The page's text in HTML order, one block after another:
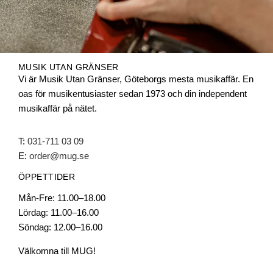
MUSIK UTAN GRÄNSER
Vi är Musik Utan Gränser, Göteborgs mesta musikaffär. En
oas för musikentusiaster sedan 1973 och din independent
musikaffär på nätet.
T: 031-711 03 09
E: order@mug.se
ÖPPETTIDER
Mån-Fre: 11.00–18.00
Lördag: 11.00–16.00
Söndag: 12.00–16.00
Välkomna till MUG!